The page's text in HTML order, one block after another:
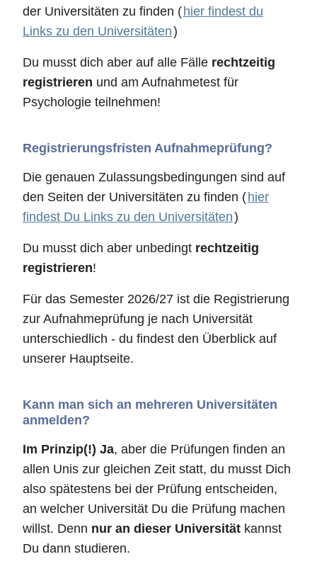
der Universitäten zu finden ( hier findest du
Links zu den Universitäten)
Du musst dich aber auf alle Fälle rechtzeitig
registrieren und am Aufnahmetest für
Psychologie teilnehmen!
Registrierungsfristen Aufnahmeprüfung?
Die genauen Zulassungsbedingungen sind auf
den Seiten der Universitäten zu finden ( hier
findest Du Links zu den Universitäten)
Du musst dich aber unbedingt rechtzeitig
registrieren!
Für das Semester 2026/27 ist die Registrierung
zur Aufnahmeprüfung je nach Universität
unterschiedlich - du findest den Überblick auf
unserer Hauptseite.
Kann man sich an mehreren Universitäten
anmelden?
Im Prinzip(!) Ja, aber die Prüfungen finden an
allen Unis zur gleichen Zeit statt, du musst Dich
also spätestens bei der Prüfung entscheiden,
an welcher Universität Du die Prüfung machen
willst. Denn nur an dieser Universität kannst
Du dann studieren.